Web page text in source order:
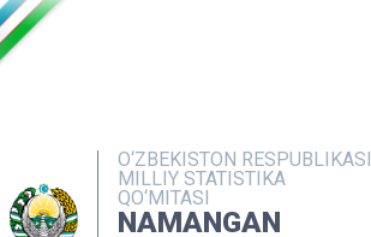
O‘ZBEKISTON RESPUBLIKASI
MILLIY STATISTIKA
QO‘MITASI
NAMANGAN
NASHRLAR
INTERAKTIV XIZMATLAR